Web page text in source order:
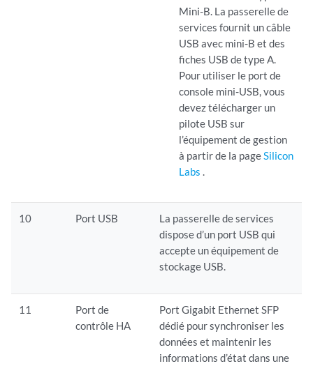
Mini-B. La passerelle de
services fournit un câble
USB avec mini-B et des
fiches USB de type A.
Pour utiliser le port de
console mini-USB, vous
devez télécharger un
pilote USB sur
l’équipement de gestion
à partir de la pageSilicon
Labs .
10 Port USB
La passerelle de services
dispose d’un port USB qui
accepte un équipement de
stockage USB.
11
Port de
contrôle HA
Port Gigabit Ethernet SFP
dédié pour synchroniser les
données et maintenir les
informations d’état dans une